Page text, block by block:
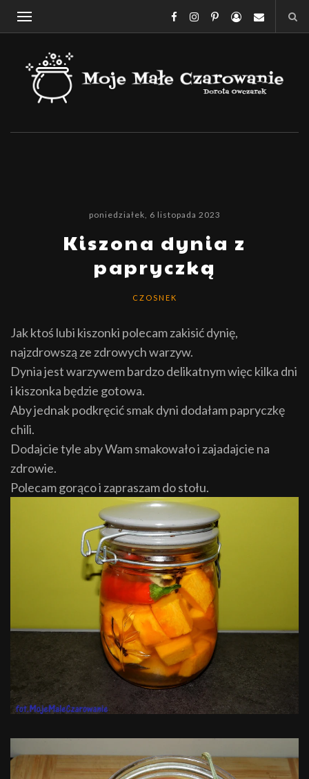
poniedziałek, 6 listopada 2023
Kiszona dynia z
papryczką
CZOSNEK
Jak ktoś lubi kiszonki polecam zakisić dynię,
najzdrowszą ze zdrowych warzyw.
Dynia jest warzywem bardzo delikatnym więc kilka dni
i kiszonka będzie gotowa.
Aby jednak podkręcić smak dyni dodałam papryczkę
chili.
Dodajcie tyle aby Wam smakowało i zajadajcie na
zdrowie.
Polecam gorąco i zapraszam do stołu.